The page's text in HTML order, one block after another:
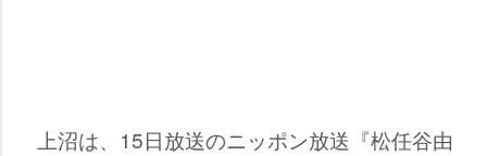
上沼は、15日放送のニッポン放送『松任谷由